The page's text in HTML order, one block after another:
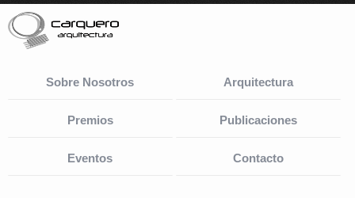
Sobre Nosotros Arquitectura
Premios Publicaciones
Eventos Contacto